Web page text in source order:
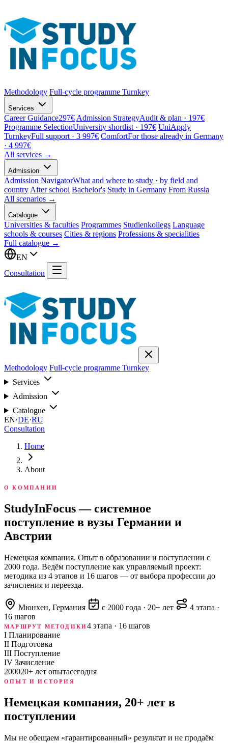
Methodology Full-cycle programme Turnkey
Services
Career Guidance297€ Admission StrategyAudit & plan · 197€
Programme SelectionUniversity shortlist · 197€ UniApply
TurnkeyFull support · 3 997€ ComfortFor those already in Germany
· 4 997€
All services →
Admission
Admission NavigatorWhat and where to study · by field and
country After school Bachelor's Study in Germany From Russia
All scenarios →
Catalogue
Universities & faculties Programmes Studienkollegs Language
schools & courses Cities & regions Professions & specialities
Full catalogue →
EN
Consultation
Methodology Full-cycle programme Turnkey
Services
Admission
Catalogue
EN·DE·RU
Consultation
Home
About
О КОМПАНИИ
StudyInFocus — системное
поступление в вузы Германии и
Австрии
Немецкая компания. Опыт в образовании и поступлении с
2000 года. Ведём поступление как управляемый проект:
методика из 4 этапов и 16 шагов — от выбора профессии до
зачисления и переезда.
Мюнхен, Германия с 2000 года · 20+ лет
4 этапа ·
16 шагов
МАРШРУТ МЕТОДИКИ4 этапа · 16 шагов
I Планирование
II Подготовка
III Поступление
IV Зачисление
200020+ лет опытасегодня
ОПЫТ И ИСТОРИЯ
Немецкая компания, 20+ лет в
поступлении
Мы не обещаем «гарантированный» результат и не продаём